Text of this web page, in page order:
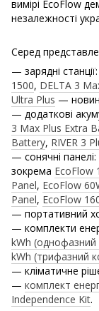
вимірі EcoFlow
незалежності
Серед
— зарядні станції:
1500, DELTA 3
Ultra Plus —
— додаткові
3 Max Plus Extra
Battery, RIVER 3
— сонячні панелі:
зокрема EcoFlow
Panel, EcoFlow
Panel, EcoFlow
— портативний
— комплекти
kWh (однофазний
kWh (трифазний
— кліматичне
— комплект
Independence Kit.